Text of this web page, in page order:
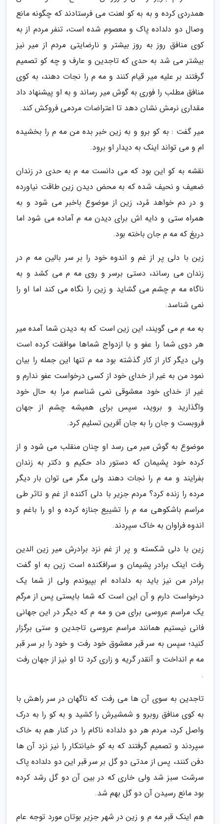
همدردی کرده و به به کو لعنت می فرستادند که چگونه مانع
وصال دو دلداده پاک و معصوم شده است، تنفر مردم از به
کوی منافق روز به روز بیشتر و نارضایتی مردم از میر نیز
بیشتر می شد به حدی که تاجدین و عارف و چه کو تصمیم
گرفتند بر علیه میر قیام کنند و مه م را نجات دهند، به کوی
منافق مطلب را فوری به گوش میر رساند و به او پیشنهاد داد
مقداری نرمش نشان دهد تا اعتراضات مردمی فروکش کند.
میر گفت : به کو برو و به زین خبر بده من مه م را بخشیده
ام و می تواند اینک به دیدار او برود.
نقشه به کو این بود که می دانست مه م به حدی در زندان
ضعیف و نحیف شده که به محض دیدن زین طاقت نیاورده
و در دم خواهد مُرد، زین از موضوع باخبر می شود و به
همراه ستی و دایه اش برای دیدن مه م آماده می شود اما
دریغ که مه م جان باخته بود.
زین با دلی پر از غم و اندوه خود را بر سر بالین مه م در
زندان می رساند، دستی برسر و روی مه م می کشد و به
ناگاه مه م چشم می گشاید و زین را نگاه می کند اما او را
نمی شناسد.
به مه م می گویند، این زین است که به دیدن شما آمده میر
هر دوی شما را عفو و با ازدواج شماها موافقت کرده است
ولی دیگر کار از کار گذشته بود مه م تنها این جمله را بیان
نمود من به غیر از خدای خود از کسی درخواست عفو ندارم و
غیر از خدای خود معشوقی نمی شناسم مرا به حال خود
واگذارید و بروید، سپس برای همیشه چشم از جهان
فروبست و جان را به جان آفرین تسلیم کرد.
موضوع به گوش میر می رسد او چنان منقلب می شود و از
کرده خود پشیمان که دستور داد حکیم و دکتر به زندان
بفرایند و مه م را نجات دهند ولی مگر می توان بار دیگر
مرده را زنده کرد؟ مردم جزیر با دلی آکنده از غم و تاثر طی
مراسم باشکوهی مه م را تشییع جنازه کرده و او را باغم و
اندوه فراوان به خاک سپردند.
زین با دلی شکسته و پر از غم نزد برادرش میر زین الدین
رفت اینک برادر پشیمان و سرافکنده است زین به او گفت
برادر من نیز باید به دلداده ام بپیوندم ولی از شما یک
درخواست دارم و آن این است که شما بایستی پس از مرگم
یک مراسم عروسی برای من و مه م که دیگر در این جهانی
فانی نیستیم همانند مراسم عروسی تاجدین و ستی برگزار
کنید؛ سپس به سر قبر معشوق خود رفت و خود را بر سر قبر
مه م انداخت و آنقدر گریه و زاری کرد تا او نیز از جهان رفت
.
تاجدین به سوی آن ها می رفت که ناگهان در سر راهش با
به کوی منافق روبرو و شمشیرش را کشید و به کو را به درک
واصل کرد، مردم هر دو دلداده ناکام را در کنار هم به خاک
سپردند و تصمیم گرفتند که به کو خیانتکار را نیز نزد آن ها
دفن کنند، پس از مدتی دو گل بر سر قبر این دو دلداده پاک
سرشت سبز شد ولی خاری که در بین آن دو گل رشد کرده
بود مانع رسیدن آن دو گل بهم شد.
هم اینک قبر مه م و زین در شهر جزیر بوتان مورد توجه عام